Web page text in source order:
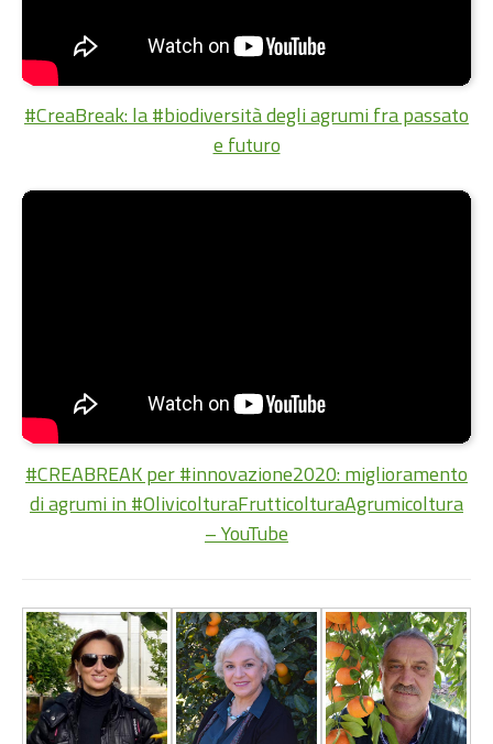
#CreaBreak: la #biodiversità degli agrumi fra passato
e futuro
#CREABREAK per #innovazione2020: miglioramento
di agrumi in #OlivicolturaFrutticolturaAgrumicoltura
– YouTube